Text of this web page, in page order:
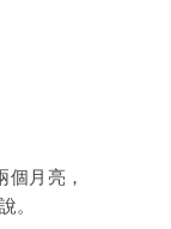
月亮，
。